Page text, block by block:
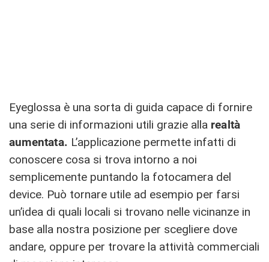
Eyeglossa è una sorta di guida capace di fornire
una serie di informazioni utili grazie alla realtà
aumentata. L’applicazione permette infatti di
conoscere cosa si trova intorno a noi
semplicemente puntando la fotocamera del
device. Può tornare utile ad esempio per farsi
un’idea di quali locali si trovano nelle vicinanze in
base alla nostra posizione per scegliere dove
andare, oppure per trovare la attività commerciali